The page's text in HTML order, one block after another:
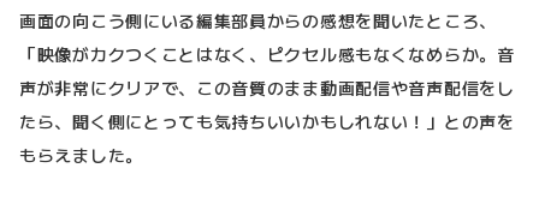
画面の向こう側にいる編集部員からの感想を聞いたところ、
「映像がカクつくことはなく、ピクセル感もなくなめらか。音
声が非常にクリアで、この音質のまま動画配信や音声配信をし
たら、聞く側にとっても気持ちいいかもしれない！」との声を
もらえました。